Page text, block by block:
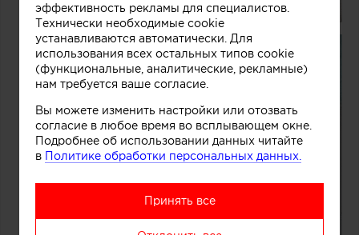
эффективность рекламы для специалистов.
Технически необходимые cookie
устанавливаются автоматически. Для
использования всех остальных типов cookie
(функциональные, аналитические, рекламные)
нам требуется ваше согласие.
Вы можете изменить настройки или отозвать
согласие в любое время во всплывающем окне.
Подробнее об использовании данных читайте
в Политике обработки персональных данных.
Принять все